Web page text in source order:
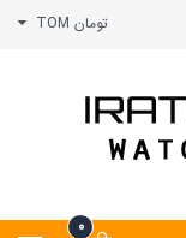
تومان TOM
0